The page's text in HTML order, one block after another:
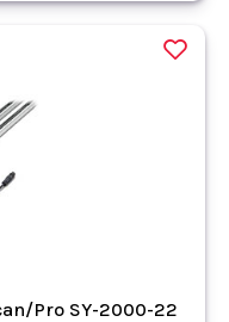
Pro SY-2000-22